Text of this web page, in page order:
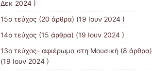
Δεκ 2024 )
15ο τεύχος (20 άρθρα) (19 Ιουν 2024 )
14ο τεύχος (15 άρθρα) (19 Ιουν 2024 )
13o τεύχος- αφιέρωμα στη Μουσική (8 άρθρα)
(19 Ιουν 2024 )